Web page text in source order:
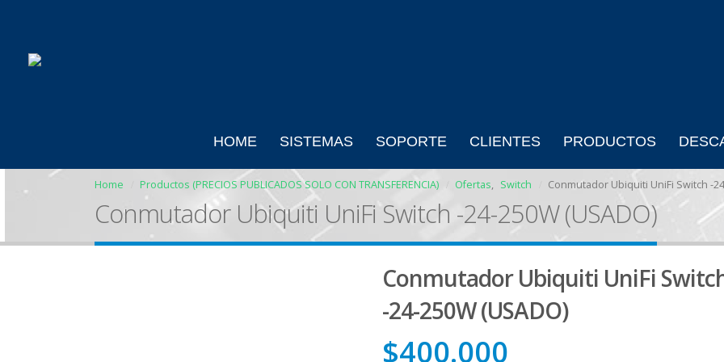
HOME SISTEMAS SOPORTE CLIENTES PRODUCTOS
Home Productos (PRECIOS PUBLICADOS SOLO CON TRANSFERENCIA) Ofertas, Switch Conmutador Ubiquiti UniFi Switch -
Conmutador Ubiquiti UniFi Switch -24-250W (USADO)
Conmutador Ubiquiti UniFi
-24-250W (USADO)
$400.000